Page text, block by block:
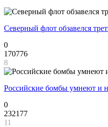
Северный флот обзавелся
0
170776
8
Российские бомбы умнеют и
0
232177
11